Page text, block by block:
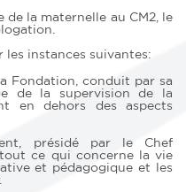
de la maternelle au CM2, le
les instances suivantes:
Fondation, conduit par sa
de la supervision de la
en dehors des aspects
présidé par le Chef
tout ce qui concerne la vie
et pédagogique et les